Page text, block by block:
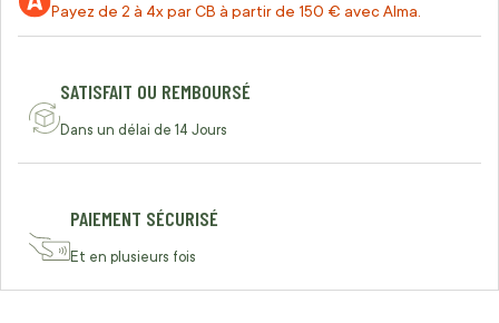
Payez de 2 à 4x par CB à partir de 150 € avec Alma.
SATISFAIT OU REMBOURSÉ
Dans un délai de 14 Jours
PAIEMENT SÉCURISÉ
Et en plusieurs fois